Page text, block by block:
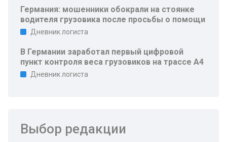
Германия: мошенники обокрали на стоянке
водителя грузовика после просьбы о помощи
Дневник логиста
В Германии заработал первый цифровой
пункт контроля веса грузовиков на трассе A4
Дневник логиста
Выбор редакции